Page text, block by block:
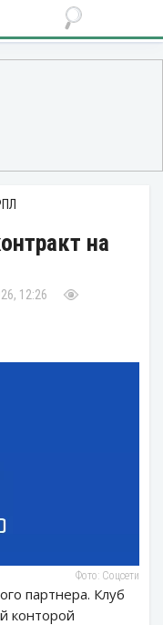
на
12:26
Фото: Соцсети
партнера. Клуб
конторой